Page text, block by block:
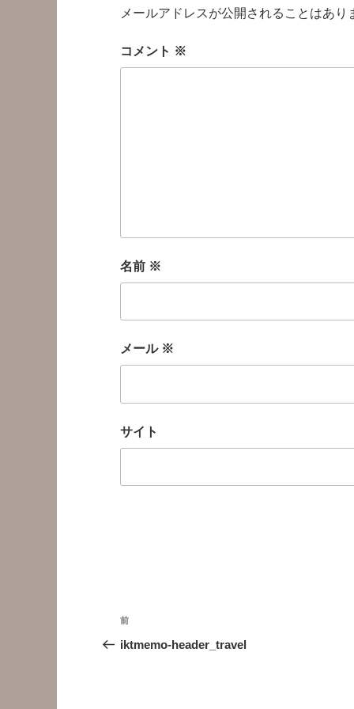
メールアドレスが公開されることはあり
コメント ※
名前 ※
メール ※
サイト
投
稿
前
の
前
iktmemo-header_travel